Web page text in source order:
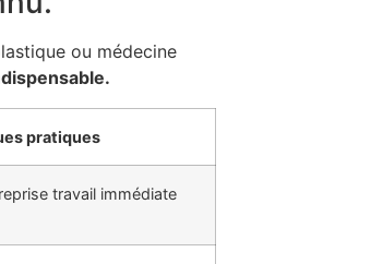
ou médecine
pratiques
travail immédiate